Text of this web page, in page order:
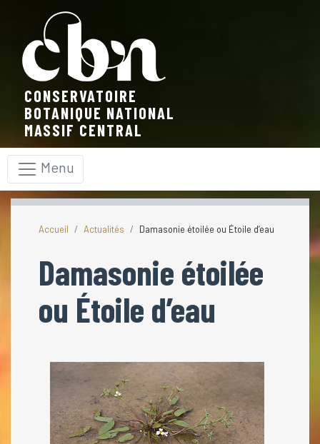
CONSERVATOIRE
BOTANIQUE NATIONAL
MASSIF CENTRAL
Menu
Accueil Actualités Damasonie étoilée ou Étoile d’eau
Damasonie étoilée
ou Étoile d’eau
Panneau de gestion des cookies